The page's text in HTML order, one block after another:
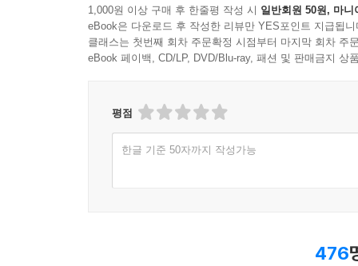
1,000원 이상 구매 후 한줄평 작성 시 일반회원 50원, 마니
eBook은 다운로드 후 작성한 리뷰만 YES포인트 지급됩니
클래스는 첫번째 회차 주문확정 시점부터 마지막 회차 주
eBook 페이백, CD/LP, DVD/Blu-ray, 패션 및 판매금지 상
평점
한글 기준 50자까지 작성가능
476